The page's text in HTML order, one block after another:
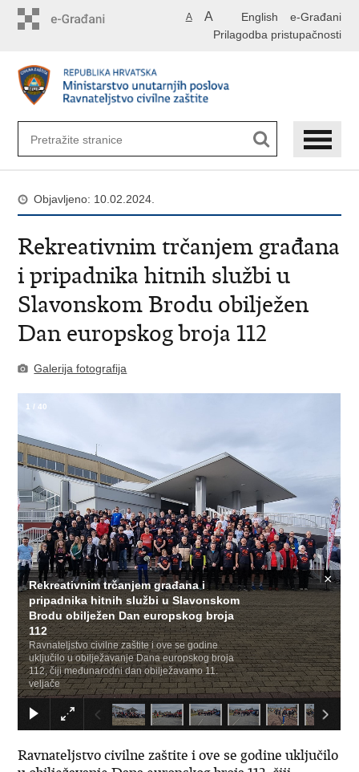
English e-Građani
A A
Prilagodba pristupačnosti
Objavljeno: 10.02.2024.
Rekreativnim trčanjem građana
i pripadnika hitnih službi u
Slavonskom Brodu obilježen
Dan europskog broja 112
Galerija fotografija
Rekreativnim trčanjem građana i
pripadnika hitnih službi u Slavonskom
Brodu obilježen Dan europskog broja
112
Ravnateljstvo civilne zaštite i ove se godine
uključilo u obilježavanje Dana europskog broja
112, čiji međunarodni dan obilježavamo 11.
veljače
×
1 /40
Ravnateljstvo civilne zaštite i ove se godine uključilo